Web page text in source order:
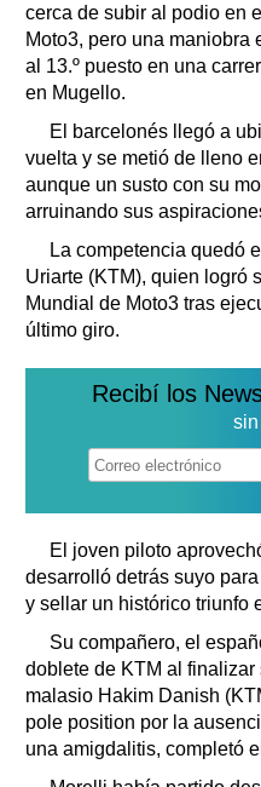
cerca de subir al podio en
Moto3, pero una maniobra
al 13.º puesto en una
en Mugello.
El barcelonés llegó a
vuelta y se metió de lleno
aunque un susto con su
arruinando sus
La competencia quedó
Uriarte (KTM), quien logró
Mundial de Moto3 tras
último giro.
Recibí los
El joven piloto
desarrolló detrás suyo
y sellar un histórico triunfo
Su compañero, el
doblete de KTM al finalizar
malasio Hakim Danish
pole position por la
una amigdalitis, completó